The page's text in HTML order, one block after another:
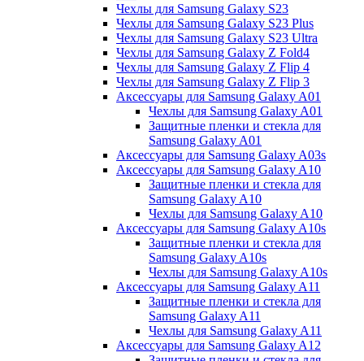
Чехлы для Samsung Galaxy S23
Чехлы для Samsung Galaxy S23 Plus
Чехлы для Samsung Galaxy S23 Ultra
Чехлы для Samsung Galaxy Z Fold4
Чехлы для Samsung Galaxy Z Flip 4
Чехлы для Samsung Galaxy Z Flip 3
Аксессуары для Samsung Galaxy A01
Чехлы для Samsung Galaxy A01
Защитные пленки и стекла для
Samsung Galaxy A01
Аксессуары для Samsung Galaxy A03s
Аксессуары для Samsung Galaxy A10
Защитные пленки и стекла для
Samsung Galaxy A10
Чехлы для Samsung Galaxy A10
Аксессуары для Samsung Galaxy A10s
Защитные пленки и стекла для
Samsung Galaxy A10s
Чехлы для Samsung Galaxy A10s
Аксессуары для Samsung Galaxy A11
Защитные пленки и стекла для
Samsung Galaxy A11
Чехлы для Samsung Galaxy A11
Аксессуары для Samsung Galaxy A12